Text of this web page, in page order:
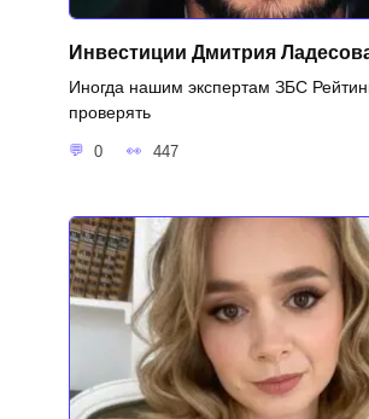
Инвестиции Дмитрия
Иногда нашим экспертам ЗБС
проверять
0 447